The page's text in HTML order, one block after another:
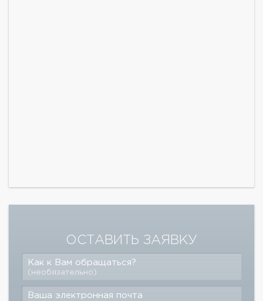
ОСТАВИТЬ ЗАЯВКУ
Как к Вам обращаться?
(необязательно)
Ваша электронная почта